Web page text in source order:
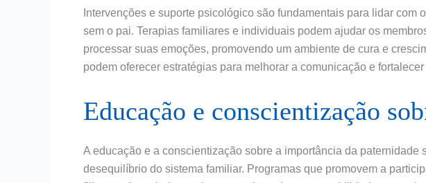
Intervenções e suporte psicológico são fundamentais para lidar com
sem o pai. Terapias familiares e individuais podem ajudar os
processar suas emoções, promovendo um ambiente de cura e
podem oferecer estratégias para melhorar a comunicação e
Educação e conscientização
A educação e a conscientização sobre a importância da paternidade
desequilíbrio do sistema familiar. Programas que promovem a